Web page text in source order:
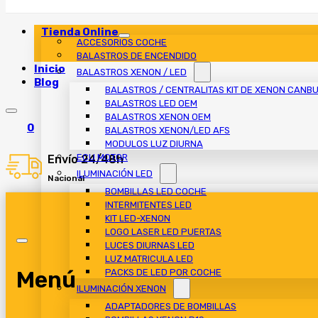
Tienda Online
ACCESORIOS COCHE
BALASTROS DE ENCENDIDO
BALASTROS XENON / LED
BALASTROS / CENTRALITAS KIT DE XENON
BALASTROS LED OEM
BALASTROS XENON OEM
BALASTROS XENON/LED AFS
MODULOS LUZ DIURNA
ECU MOTOR
ILUMINACIÓN LED
BOMBILLAS LED COCHE
INTERMITENTES LED
KIT LED-XENON
LOGO LASER LED PUERTAS
LUCES DIURNAS LED
LUZ MATRICULA LED
PACKS DE LED POR COCHE
ILUMINACIÓN XENON
ADAPTADORES DE BOMBILLAS
Inicio
Blog
0
Envío 24/48h
Nacional
Menú